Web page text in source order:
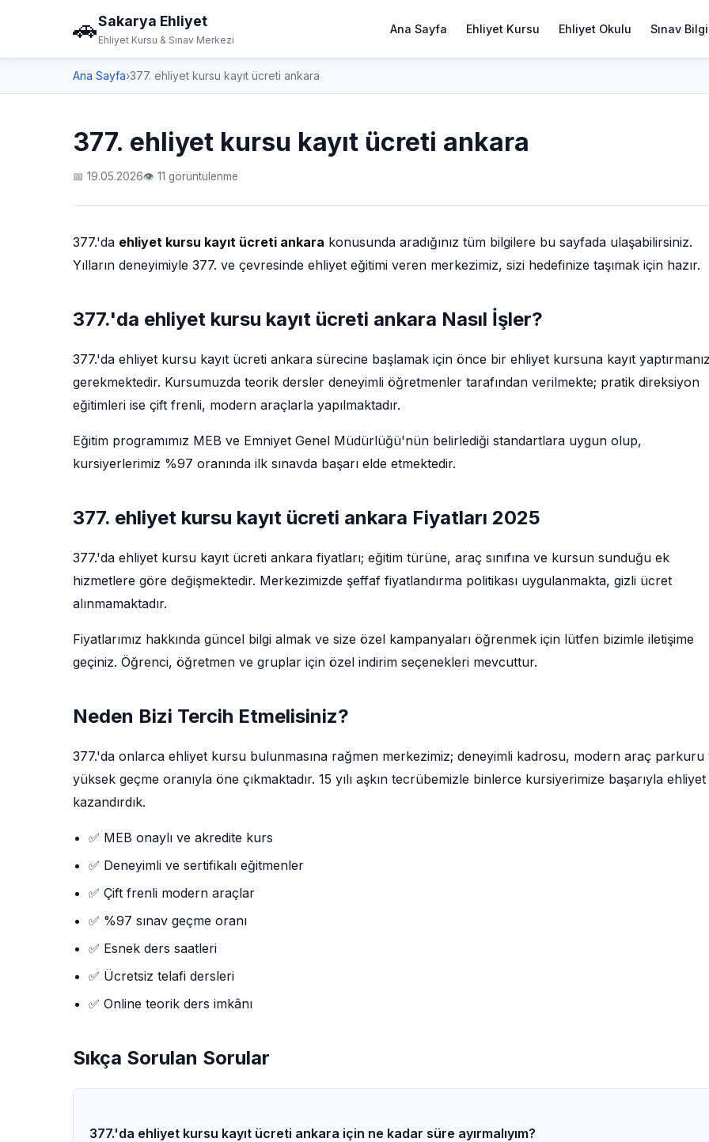
🚗Sakarya Ehliyet
Ehliyet Kursu & Sınav Merkezi
Ana Sayfa Ehliyet Kursu Ehliyet Okulu Sınav
Ana Sayfa›377. ehliyet kursu kayıt ücreti ankara
377. ehliyet kursu kayıt ücreti ankara
📅 19.05.2026👁 11 görüntülenme
377.'da ehliyet kursu kayıt ücreti ankara konusunda aradığınız tüm bilgilere bu sayfada ulaşabilirsiniz.
Yılların deneyimiyle 377. ve çevresinde ehliyet eğitimi veren merkezimiz, sizi hedefinize taşımak için hazır.
377.'da ehliyet kursu kayıt ücreti ankara Nasıl İşler?
377.'da ehliyet kursu kayıt ücreti ankara sürecine başlamak için önce bir ehliyet kursuna kayıt
gerekmektedir. Kursumuzda teorik dersler deneyimli öğretmenler tarafından verilmekte; pratik direksiyon
eğitimleri ise çift frenli, modern araçlarla yapılmaktadır.
Eğitim programımız MEB ve Emniyet Genel Müdürlüğü'nün belirlediği standartlara uygun olup,
kursiyerlerimiz %97 oranında ilk sınavda başarı elde etmektedir.
377. ehliyet kursu kayıt ücreti ankara Fiyatları 2025
377.'da ehliyet kursu kayıt ücreti ankara fiyatları; eğitim türüne, araç sınıfına ve kursun sunduğu ek
hizmetlere göre değişmektedir. Merkezimizde şeffaf fiyatlandırma politikası uygulanmakta, gizli ücret
alınmamaktadır.
Fiyatlarımız hakkında güncel bilgi almak ve size özel kampanyaları öğrenmek için lütfen bizimle iletişime
geçiniz. Öğrenci, öğretmen ve gruplar için özel indirim seçenekleri mevcuttur.
Neden Bizi Tercih Etmelisiniz?
377.'da onlarca ehliyet kursu bulunmasına rağmen merkezimiz; deneyimli kadrosu, modern araç parkuru
yüksek geçme oranıyla öne çıkmaktadır. 15 yılı aşkın tecrübemizle binlerce kursiyerimize başarıyla ehliyet
kazandırdık.
✅ MEB onaylı ve akredite kurs
✅ Deneyimli ve sertifikalı eğitmenler
✅ Çift frenli modern araçlar
✅ %97 sınav geçme oranı
✅ Esnek ders saatleri
✅ Ücretsiz telafi dersleri
✅ Online teorik ders imkânı
Sıkça Sorulan Sorular
377.'da ehliyet kursu kayıt ücreti ankara için ne kadar süre ayırmalıyım?